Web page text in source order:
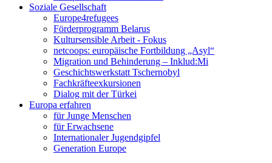
Soziale Gesellschaft
Europe4refugees
Förderprogramm Belarus
Kultursensible Arbeit - Fokus
netcoops: europäische Fortbildung „Asyl“
Migration und Behinderung – Inklud:Mi
Geschichtswerkstatt Tschernobyl
Fachkräfteexkursionen
Dialog mit der Türkei
Europa erfahren
für Junge Menschen
für Erwachsene
Internationaler Jugendgipfel
Generation Europe